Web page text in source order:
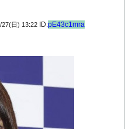
27(日) 13:22 ID:pE43c1mra